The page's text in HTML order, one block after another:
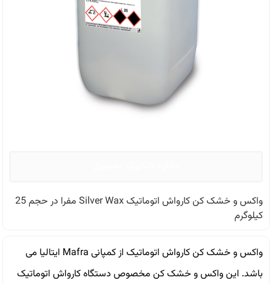
واکس و خشک کن کارواش اتوماتیک Silver Wax مفرا در حجم 25
کیلوگرم
واکس و خشک کن کارواش اتوماتیک از کمپانی Mafra ایتالیا می
باشد. این واکس و خشک کن مخصوص دستگاه کارواش اتوماتیک